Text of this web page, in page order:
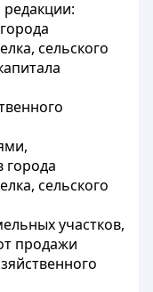
сельского
сельского
участков,
продажи